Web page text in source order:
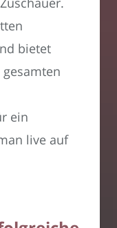
bietet
ein
live auf